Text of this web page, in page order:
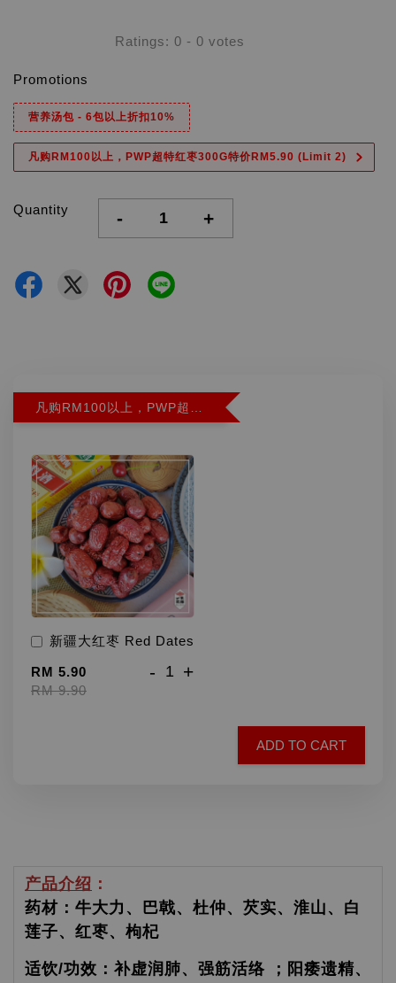
Ratings: 0 - 0 votes
Promotions
营养汤包 - 6包以上折扣10%
凡购RM100以上，PWP超特红枣300G特价RM5.90 (Limit 2)
Quantity - +
新疆大红枣 Red Dates
RM 5.90
RM 9.90
- +
ADD TO CART
产品介绍 ：
药材：牛大力、巴戟、杜仲、芡实、淮山、白
莲子、红枣、枸杞
适饮/功效：补虚润肺、强筋活络 ；阳痿遗精、